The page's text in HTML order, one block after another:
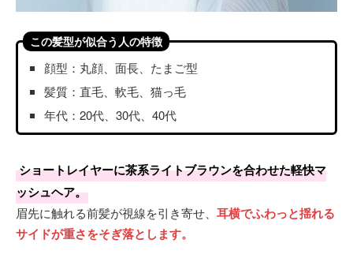
この髪型が似合う人の特徴
顔型：丸顔、面長、たまご型
髪質：直毛、軟毛、猫っ毛
年代：20代、30代、40代
ショートレイヤーに茶系ライトブラウンを合わせた軽快マ
ッシュヘア。
眉先に触れる前髪が視線を引き寄せ、 耳横でふわっと揺れる
サイドが重さをそぎ落とします。